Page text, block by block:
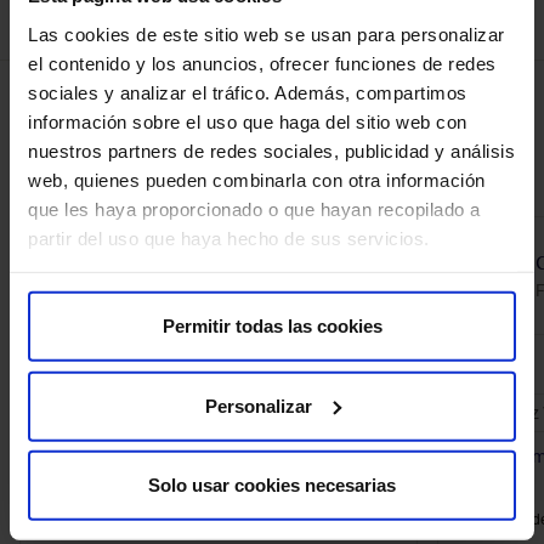
Las cookies de este sitio web se usan para personalizar
el contenido y los anuncios, ofrecer funciones de redes
sociales y analizar el tráfico. Además, compartimos
información sobre el uso que haga del sitio web con
nuestros partners de redes sociales, publicidad y análisis
web, quienes pueden combinarla con otra información
que les haya proporcionado o que hayan recopilado a
partir del uso que haya hecho de sus servicios.
Permitir todas las cookies
Personalizar
Solo usar cookies necesarias
Otros médicos en esta especialidad
Fertility Center
Centros
HM Modelo-HM Belén
Centros
HM
7centros
Modalidad